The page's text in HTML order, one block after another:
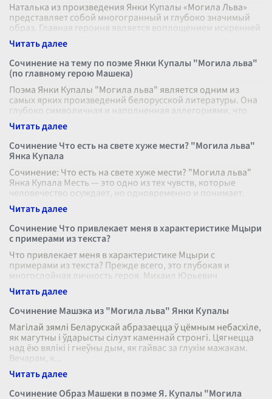
Наталька из произведения Янки Купалы «Могила Льва»
представляет собой многогранный и глубоко значимый
образ. Главная героиня является воплощением искренней
любви, преданности и сто
Сочинение на тему по поэме Янки Купалы "Могила льва"
(по главному герою Машека)
Поэма Янки Купалы "Могила льва" является одним из
самых ярких произведений белорусской литературы. Она
глубоко символичная и наполненная аллегориями, что
позволяет читателю увидеть
Сочинение Что есть на свете хуже мести? "Могила льва"
Янка Купала
Сочинение: Что есть на свете хуже мести? "Могила льва"
Янка Купала Месть — это одно из тех чувств, которые
человечество осуждает, но одновременно и понимает.
Каждый из нас хоть ра
Сочинение Что привлекает меня в характеристике Мцыри
с примерами из текста?
Что привлекает меня в характеристике Мцыри с
примерами из текста? Прежде всего, это глубокая и
многослойная личность героя. Михаил Юрьевич
Лермонтов с невероятным мастерством рисуе
Сочинение Машэка из "Могила льва" Янки Купалы
Магілай зямлі Беларускай абразаецца ў цёмным небасхіле,
як магутны і ўдарысты сілуэт каменнай стронгі. Цягнецца
над ёю вялікі і гнеўны дым, як гайвас за глухім мажакам.
Вечарам, к
Сочинение Образ Машеки в поэме Я. Купалы "Могила